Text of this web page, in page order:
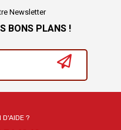
Newsletter
BONS PLANS !
D'AIDE ?